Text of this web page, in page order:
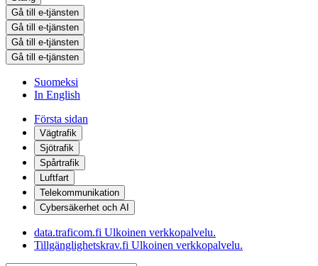
Gå till e-tjänsten
Gå till e-tjänsten
Gå till e-tjänsten
Gå till e-tjänsten
Suomeksi
In English
Första sidan
Vägtrafik
Sjötrafik
Spårtrafik
Luftfart
Telekommunikation
Cybersäkerhet och AI
data.traficom.fi Ulkoinen verkkopalvelu.
Tillgänglighetskrav.fi Ulkoinen verkkopalvelu.